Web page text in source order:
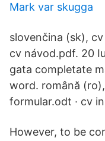
Mark var skugga
slovenčina (sk),
cv návod.pdf. 20
gata completate
word. română
formular.odt · cv
However, to be